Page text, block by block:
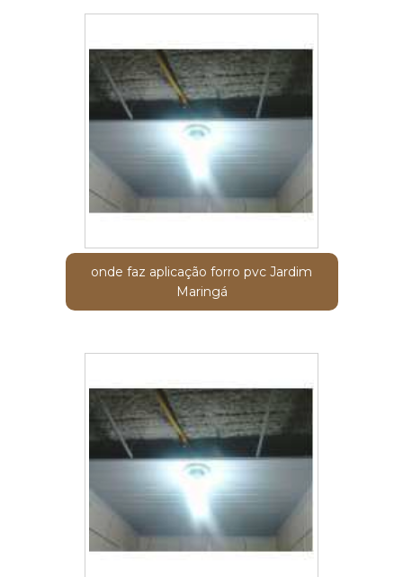
onde faz aplicação forro pvc Jardim
Maringá